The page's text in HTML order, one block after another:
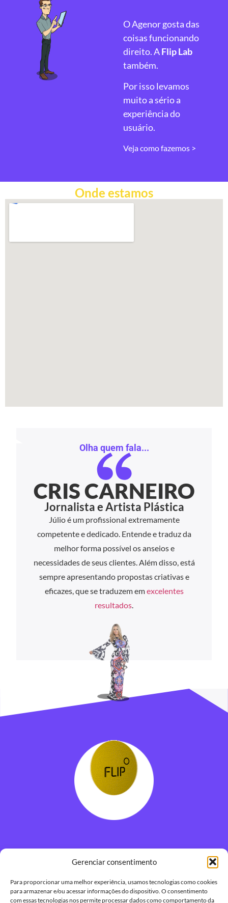
Gerenciar consentimento
Para proporcionar uma melhor experiência, usamos tecnologias como cookies
para armazenar e/ou acessar informações do dispositivo. O consentimento
com essas tecnologias nos permite processar dados como comportamento da
O Agenor gosta das
coisas funcionando
direito. AFlip Lab
também.
Por isso levamos
muito a sério a
experiência do
usuário.
Veja como fazemos >
Onde estamos
Olha quem fala...
CRIS CARNEIRO
Jornalista e Artista Plástica
Júlio é um profissional extremamente
competente e dedicado. Entende e traduz da
melhor forma possível os anseios e
necessidades de seus clientes. Além disso, está
sempre apresentando propostas criativas e
eficazes, que se traduzem emexcelentes
resultados.
© Flip – Desde 2011 até o dia de hoje.
Criado com ✊ por Flip Design e Tecnologia